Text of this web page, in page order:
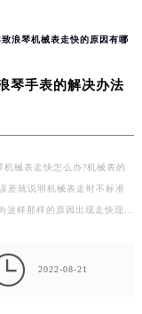
浪琴机械表走快的原因有哪
琴手表的解决办法
械表走快怎么办?机械表的
差就说明机械表走时不标准
这样那样的原因出现走快现
2022-08-21